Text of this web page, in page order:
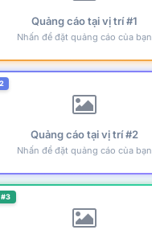
Quảng cáo tại vị trí #1
Nhấn để đặt quảng cáo của bạn
Quảng cáo tại vị trí #2
Nhấn để đặt quảng cáo của bạn